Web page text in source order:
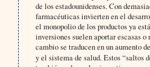
de los estadounidenses. Con
farmacéuticas invierten en el
el monopolio de los productos ya
inversiones suelen aportar escasas
cambio se traducen en un aumento
y el sistema de salud. Estos “saltos